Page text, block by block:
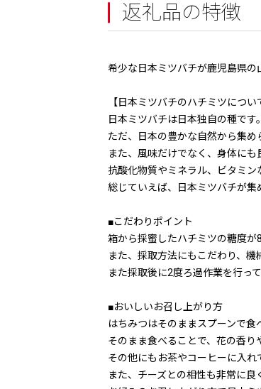
返礼品の特徴
希少な日本ミツバチが鹿児島県の
【日本ミツバチのハチミツについ
日本ミツバチは日本独自の種です
ただ、日本の豊かな自然から集め
また、風味だけでなく、身体にも
抗酸化物質やミネラル、ビタミン
総じていえば、日本ミツバチが集
■こだわりポイント
箱から採蜜したハチミツの糖度が
また、採取方法にもこだわり、
また採取後に2度ろ過作業を行っ
■おいしいお召し上がり方
はちみつはそのままスプーンで食
そのまま食べることで、花の香り
その他にもお茶やコーヒーに入れ
また、チーズとの相性も非常に良